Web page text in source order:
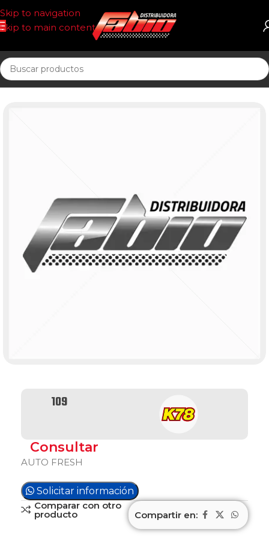
Skip to navigation
Skip to main content
Inicio COSMETICA AUTOMOTOR
109
Consultar
AUTO FRESH
Solicitar información
Comparar con otro
producto Compartir en: